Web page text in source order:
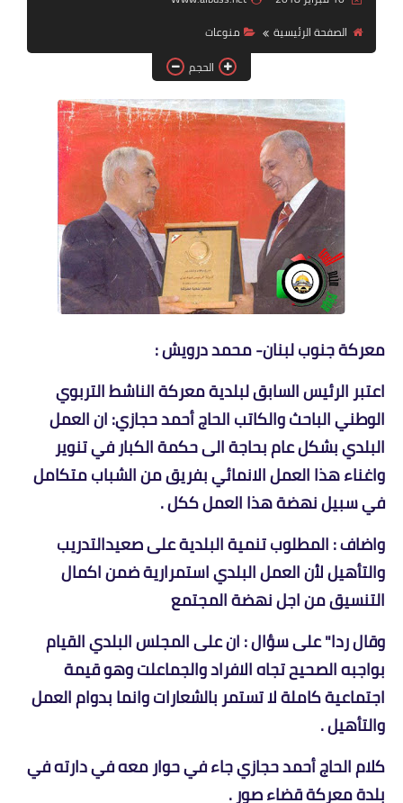
الصفحة الرئيسية
منوعات
الحجم
معركة جنوب لبنان- محمد درويش :
اعتبر الرئيس السابق لبلدية معركة الناشط التربوي
الوطني الباحث والكاتب الحاج أحمد حجازي: ان العمل
البلدي بشكل عام بحاجة الى حكمة الكبار في تنوير
واغناء هذا العمل الانمائي بفريق من الشباب متكامل
في سبيل نهضة هذا العمل ككل .
واضاف : المطلوب تنمية البلدية على صعيدالتدريب
والتأهيل لأن العمل البلدي استمرارية ضمن اكمال
التنسيق من اجل نهضة المجتمع
وقال ردا" على سؤال : ان على المجلس البلدي القيام
بواجبه الصحيح تجاه الافراد والجماعلت وهو قيمة
اجتماعية كاملة لا تستمر بالشعارات وانما بدوام العمل
والتأهيل .
كلام الحاج أحمد حجازي جاء في حوار معه في دارته في
بلدة معركة قضاء صور .